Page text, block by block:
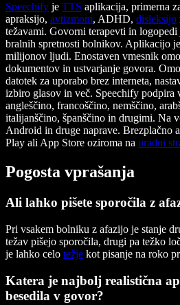
Speechify je TTS aplikacija, primerna
apraksijo, avtizmom, ADHD, disleksijo
težavami. Govorni terapevti in
bralnih spretnosti bolnikov. Aplikacijo
milijonov ljudi. Enostaven vmesnik
dokumentov in ustvarjanje govora.
datotek za uporabo brez interneta,
izbiro glasov in več. Speechify podpira
angleščino, francoščino, nemščino,
italijanščino, španščino in drugimi. Na
Android in druge naprave. Brezplačno
Play ali App Store oziroma na uradni
Pogosta vprašanja
Ali lahko pišete sporočila z
Pri vsakem bolniku z afazijo je stanje
težav pišejo sporočila, drugi pa težko
je lahko celo težje kot pisanje na roko
Katera je najbolj realistična
besedila v govor?